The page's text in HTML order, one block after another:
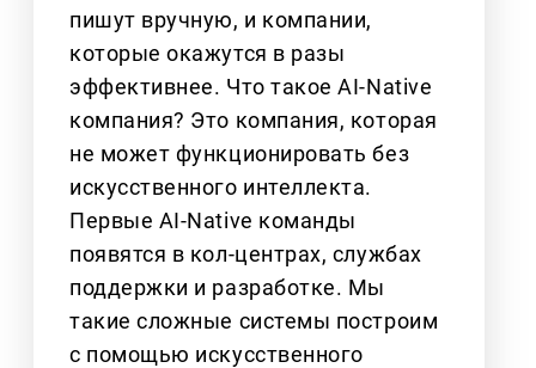
пишут вручную, и компании,
которые окажутся в разы
эффективнее. Что такое AI-Native
компания? Это компания, которая
не может функционировать без
искусственного интеллекта.
Первые AI-Native команды
появятся в кол-центрах, службах
поддержки и разработке. Мы
такие сложные системы построим
с помощью искусственного